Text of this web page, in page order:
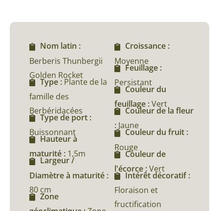
Nom latin :
Berberis Thunbergii
Golden Rocket
Type :Plante de la
famille des
Berbéridacées
Type de port :
Buissonnant
Hauteur à
maturité : 1,5m
Largeur /
Diamètre à maturité :
80 cm
Zone
Croissance :
Moyenne
Feuillage :
Persistant
Couleur du
feuillage :Vert
Couleur de la fleur
: Jaune
Couleur du fruit :
Rouge
Couleur de
l'écorce :Vert
Intérêt décoratif :
Floraison et
fructification